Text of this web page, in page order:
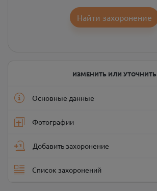
Найти захоронение
ИЗМЕНИТЬ ИЛИ УТОЧНИТЬ
Основные данные
Фотографии
Добавить захоронение
Список захоронений